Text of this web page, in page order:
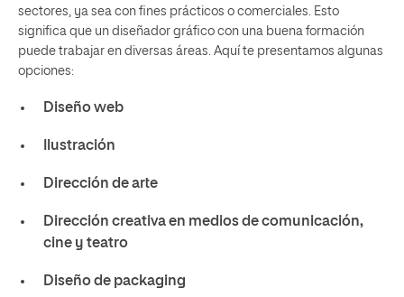
sectores, ya sea con fines prácticos o comerciales. Esto
significa que un diseñador gráfico con una buena formación
puede trabajar en diversas áreas. Aquí te presentamos algunas
opciones:
Diseño web
Ilustración
Dirección de arte
Dirección creativa en medios de comunicación,
cine y teatro
Diseño de packaging